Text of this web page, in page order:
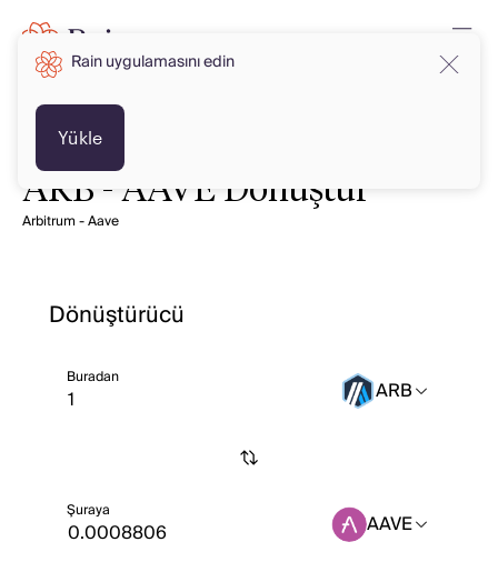
ARB - AAVE Dönüştür
Arbitrum - Aave
Dönüştürücü
Buradan ARB
Şuraya AAVE
Rain uygulamasını edin
Yükle